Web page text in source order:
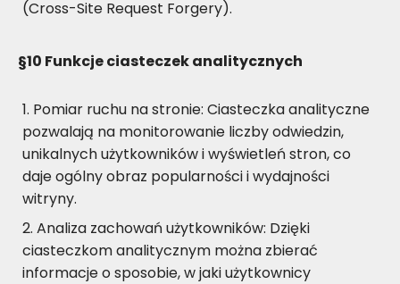
(Cross-Site Request Forgery).
§10 Funkcje ciasteczek analitycznych
Pomiar ruchu na stronie: Ciasteczka analityczne
pozwalają na monitorowanie liczby odwiedzin,
unikalnych użytkowników i wyświetleń stron, co
daje ogólny obraz popularności i wydajności
witryny.
Analiza zachowań użytkowników: Dzięki
ciasteczkom analitycznym można zbierać
informacje o sposobie, w jaki użytkownicy